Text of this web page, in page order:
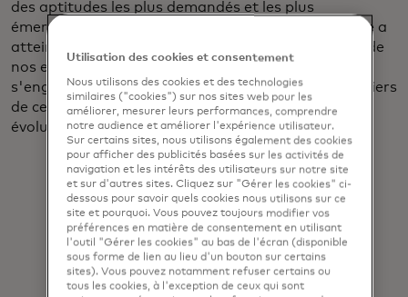
des aptitudes les plus demandés et les plus
émergents, comme l'IA. Ce trimestre, la plateforme a
atteint 1 million d'heures de projet. À ce jour, 93% de
nos employés sont inscrits, et une moyenne de 42%
s'engagent sur la plateforme chaque mois - et un tiers
de ceux qui se sont engagés ont vu leur carrière
évoluer.
En réalité, l'IA sert d'amplificateur
aux capacités humaines : l'humilité,
Utilisation des cookies et consentement
Nous utilisons des cookies et des technologies
similaires ("cookies") sur nos sites web pour les
améliorer, mesurer leurs performances, comprendre
notre audience et améliorer l'expérience utilisateur.
Sur certains sites, nous utilisons également des cookies
pour afficher des publicités basées sur les activités de
navigation et les intérêts des utilisateurs sur notre site
et sur d'autres sites. Cliquez sur "Gérer les cookies" ci-
dessous pour savoir quels cookies nous utilisons sur ce
site et pourquoi. Vous pouvez toujours modifier vos
préférences en matière de consentement en utilisant
l'outil "Gérer les cookies" au bas de l'écran (disponible
sous forme de lien au lieu d'un bouton sur certains
sites). Vous pouvez notamment refuser certains ou
tous les cookies, à l'exception de ceux qui sont